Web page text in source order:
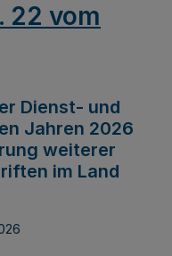
22 vom
Dienst- und
Jahren 2026
weiterer
im Land